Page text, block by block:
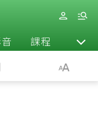
課程 退休